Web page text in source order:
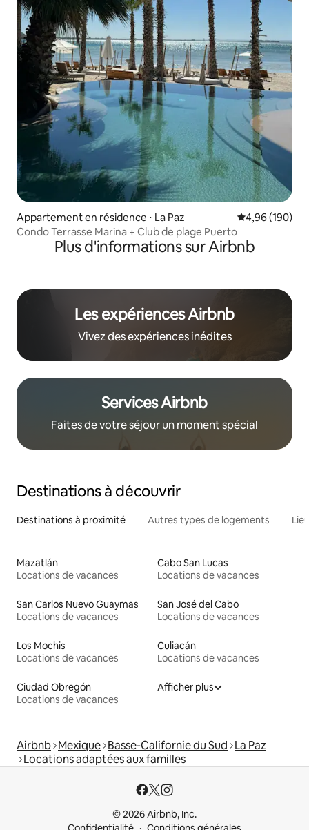
Appartement en résidence ⋅ La Paz Évaluation
4,96 (190)
Condo Terrasse Marina + Club de plage Puerto
Plus d'informations sur Airbnb
Les expériences Airbnb
Vivez des expériences inédites
Services Airbnb
Faites de votre séjour un moment spécial
Destinations à découvrir
Destinations à proximité Autres types de logements
Mazatlán
Locations de vacances
Cabo San Lucas
Locations de vacances
San Carlos Nuevo Guaymas
Locations de vacances
San José del Cabo
Locations de vacances
Los Mochis
Locations de vacances
Culiacán
Locations de vacances
Ciudad Obregón
Locations de vacances
Afficher plus
Airbnb Mexique Basse-Californie du Sud La Paz
Locations adaptées aux familles
© 2026 Airbnb, Inc.